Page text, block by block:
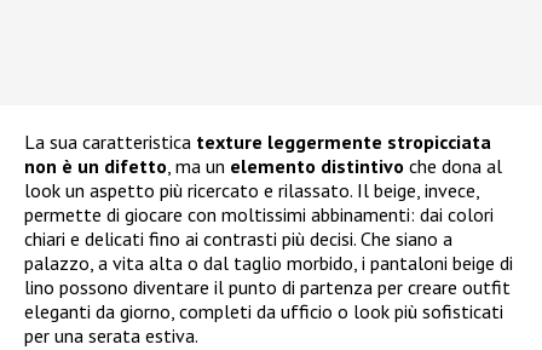
La sua caratteristica texture leggermente stropicciata
non è un difetto, ma un elemento distintivo che dona al
look un aspetto più ricercato e rilassato. Il beige, invece,
permette di giocare con moltissimi abbinamenti: dai colori
chiari e delicati fino ai contrasti più decisi. Che siano a
palazzo, a vita alta o dal taglio morbido, i pantaloni beige di
lino possono diventare il punto di partenza per creare outfit
eleganti da giorno, completi da ufficio o look più sofisticati
per una serata estiva.